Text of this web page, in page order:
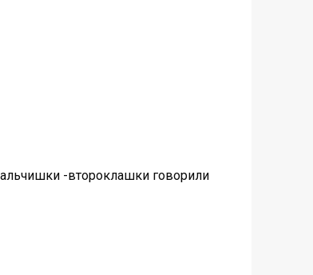
-второклашки говорили